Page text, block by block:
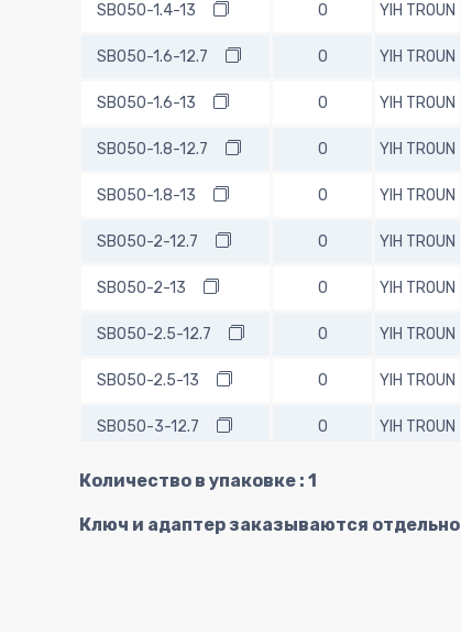
SB050-1.4-13 0 YIH TROUN
SB050-1.6-12.7 0 YIH TROUN
SB050-1.6-13 0 YIH TROUN
SB050-1.8-12.7 0 YIH TROUN
SB050-1.8-13 0 YIH TROUN
SB050-2-12.7 0 YIH TROUN
SB050-2-13 0 YIH TROUN
SB050-2.5-12.7 0 YIH TROUN
SB050-2.5-13 0 YIH TROUN
SB050-3-12.7 0 YIH TROUN
SB050-3-13
SB050-4-12.7 0 YIH TROUN
Количество в упаковке : 1
Ключ и адаптер заказываются отдельно